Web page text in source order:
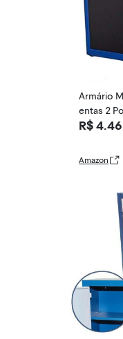
Armário
entas 2
O Azul
R$
Amazon